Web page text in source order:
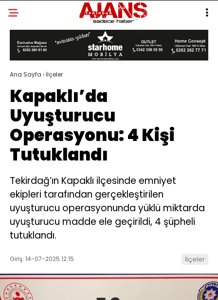
Ana Sayfa › İlçeler
Kapaklı’da
Uyuşturucu
Operasyonu: 4 Kişi
Tutuklandı
Tekirdağ’ın Kapaklı ilçesinde emniyet
ekipleri tarafından gerçekleştirilen
uyuşturucu operasyonunda yüklü miktarda
uyuşturucu madde ele geçirildi, 4 şüpheli
tutuklandı.
Giriş: 14-07-2025 12:15 İlçeler